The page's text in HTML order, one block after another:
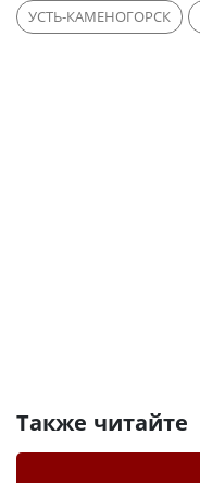
УСТЬ-КАМЕНОГОРСК
Также читайте